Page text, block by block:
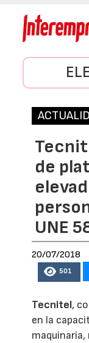
de
UNE
20/07/2018
501
Tecnitel,
en la